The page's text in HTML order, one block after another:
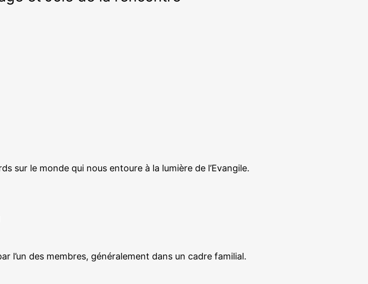
sur le monde qui nous entoure à la lumière de l’Evangile.
l’un des membres, généralement dans un cadre familial.